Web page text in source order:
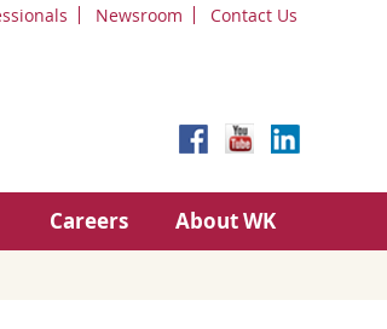
Newsroom Contact Us
Careers About WK